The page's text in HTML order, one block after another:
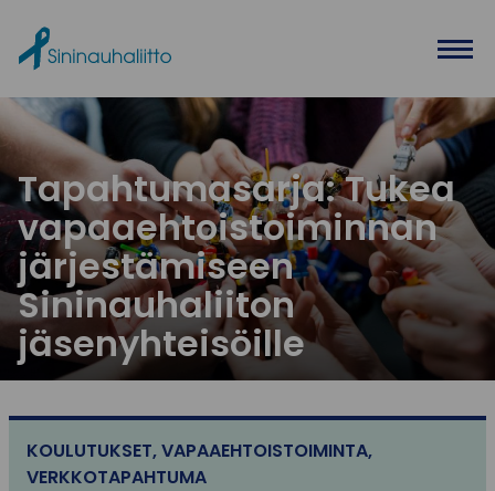
Tapahtumasarja: Tukea
vapaaehtoistoiminnan
järjestämiseen
Sininauhaliiton
jäsenyhteisöille
KOULUTUKSET,VAPAAEHTOISTOIMINTA,
VERKKOTAPAHTUMA